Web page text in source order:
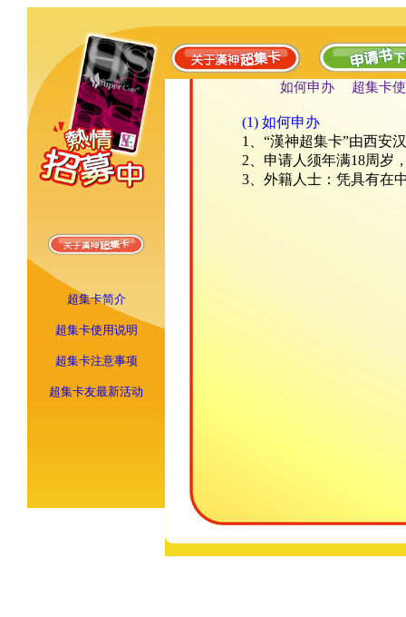
超集卡简介
超集卡使用说明
超集卡注意事项
超集卡友最新活动
如何申办 超集卡
(1) 如何申办
1、“漢神超集卡”由西安
2、申请人须年满18周岁
3、外籍人士：凭具有在